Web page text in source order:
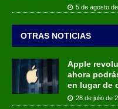
5 de agosto
OTRAS NOTICIAS
Apple
ahora
en lugar de
28 de julio de